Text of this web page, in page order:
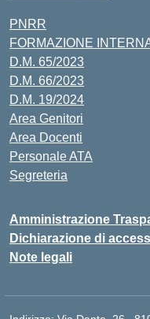
PNRR
FORMAZIONE
D.M. 65/2023
D.M. 66/2023
D.M. 19/2024
Area Genitori
Area Docenti
Personale ATA
Segreteria
Amministrazione
Dichiarazione di
Note legali